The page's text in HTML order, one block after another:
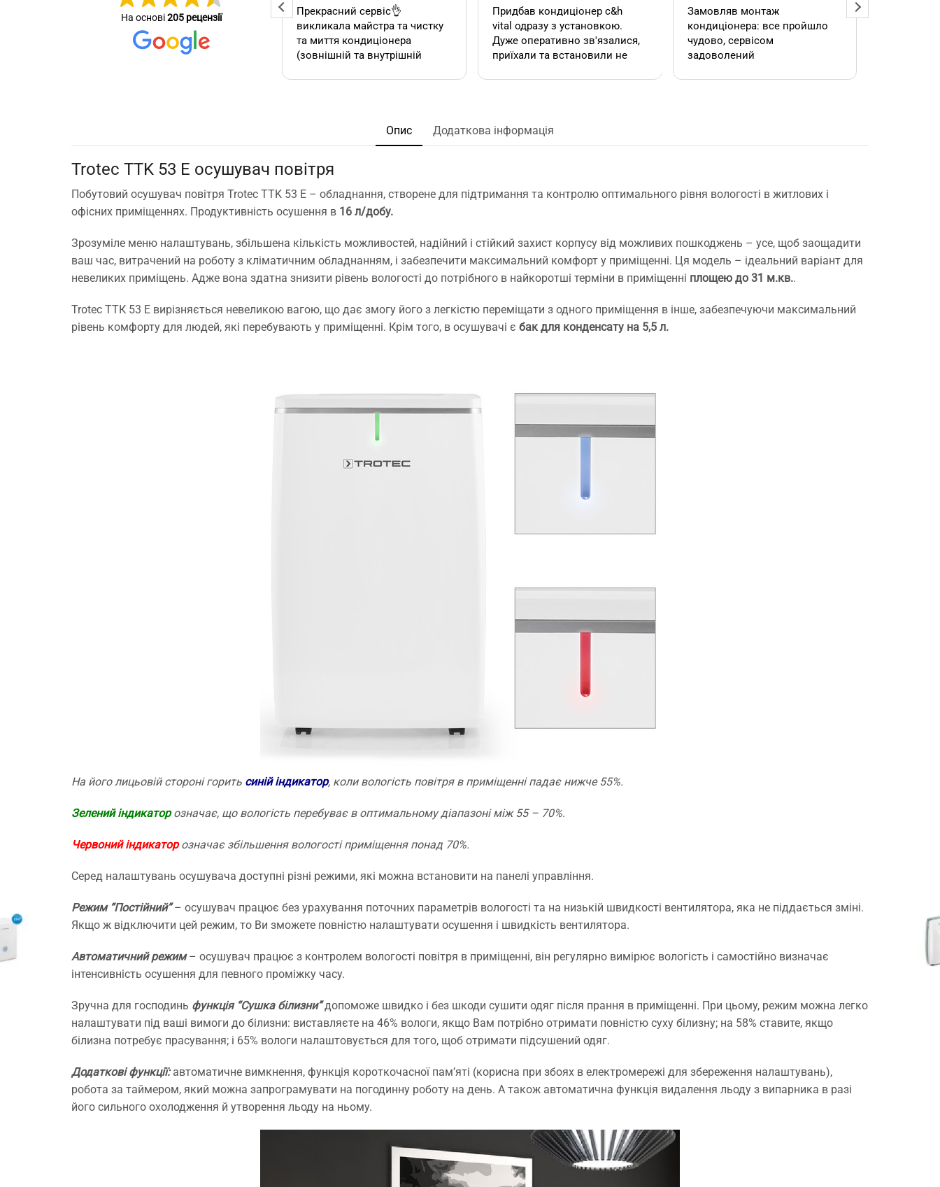
На основі205 рецензії
Професійна та оперативна
команда! Вчасно виконали
замовлення, бережно
ставились до техніки, дали
Прекрасний сервіс👌
викликала майстра та чистку
та миття кондиціонера
(зовнішній та внутрішній
замовляла у цієї фірми 2
кондиціонера. Задоволена,
вибором їх, так і
безпосереднім їх
монтуванням.
Буду неодмінно звертатись
Придбав кондиціонер c&h
vital одразу з установкою.
Дуже оперативно зв'язалися,
приїхали та встановили не
пропозиція, акційної
установки за умови
установка в стандартній
що і пропонують в інших
магазинах. Тому перевага
тільки оперативність, і
місті за фактично товар і
встановлення.
Замовляв монтаж
кондиціонера: все пройшло
чудово, сервісом
задоволений
Опис Додаткова інформація
Trotec TTK 53 E осушувач повітря
Побутовий осушувач повітря Trotec TTK 53 E – обладнання, створене для підтримання та контролю оптимального рівня вологості в житлових і
офісних приміщеннях. Продуктивність осушення в 16 л/добу.
Зрозуміле меню налаштувань, збільшена кількість можливостей, надійний і стійкий захист корпусу від можливих пошкоджень – усе, щоб заощадити
ваш час, витрачений на роботу з кліматичним обладнанням, і забезпечити максимальний комфорт у приміщенні. Ця модель – ідеальний варіант для
невеликих приміщень. Адже вона здатна знизити рівень вологості до потрібного в найкоротші терміни в приміщенні площею до 31 м.кв..
Trotec ТТК 53 Е вирізняється невеликою вагою, що дає змогу його з легкістю переміщати з одного приміщення в інше, забезпечуючи максимальний
рівень комфорту для людей, які перебувають у приміщенні. Крім того, в осушувачі є бак для конденсату на 5,5 л.
На його лицьовій стороні горить синій індикатор, коли вологість повітря в приміщенні падає нижче 55%.
Зелений індикаторозначає, що вологість перебуває в оптимальному діапазоні між 55 – 70%.
Червоний індикаторозначає збільшення вологості приміщення понад 70%.
Серед налаштувань осушувача доступні різні режими, які можна встановити на панелі управління.
Режим “Постійний”– осушувач працює без урахування поточних параметрів вологості та на низькій швидкості вентилятора, яка не піддається зміні.
Якщо ж відключити цей режим, то Ви зможете повністю налаштувати осушення і швидкість вентилятора.
Автоматичний режим– осушувач працює з контролем вологості повітря в приміщенні, він регулярно вимірює вологість і самостійно визначає
інтенсивність осушення для певного проміжку часу.
Зручна для господинь функція “Сушка білизни”допоможе швидко і без шкоди сушити одяг після прання в приміщенні. При цьому, режим можна легко
налаштувати під ваші вимоги до білизни: виставляєте на 46% вологи, якщо Вам потрібно отримати повністю суху білизну; на 58% ставите, якщо
білизна потребує прасування; і 65% вологи налаштовується для того, щоб отримати підсушений одяг.
Додаткові функції: автоматичне вимкнення, функція короткочасної пам’яті (корисна при збоях в електромережі для збереження налаштувань),
робота за таймером, який можна запрограмувати на погодинну роботу на день. А також автоматична функція видалення льоду з випарника в разі
його сильного охолодження й утворення льоду на ньому.